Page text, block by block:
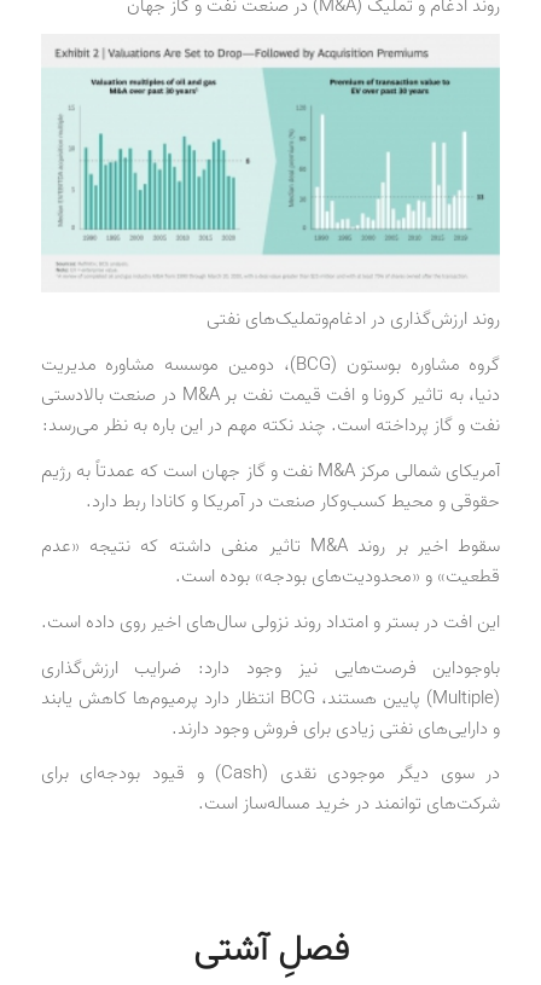
روند ادغام و تملیک (M&A) در صنعت نفت و گاز جهان
روند ارزش‌گذاری در ادغام‌وتملیک‌های نفتی
گروه مشاوره بوستون (BCG)، دومین موسسه مشاوره مدیریت
دنیا، به تاثیر کرونا و افت قیمت نفت بر M&A در صنعت بالادستی
نفت و گاز پرداخته است. چند نکته مهم در این باره به نظر می‌رسد:
آمریکای شمالی مرکز M&A نفت و گاز جهان است که عمدتاً به رژیم
حقوقی و محیط کسب‌وکار صنعت در آمریکا و کانادا ربط دارد.
سقوط اخیر بر روند M&A تاثیر منفی داشته که نتیجه «عدم
قطعیت» و «محدودیت‌های بودجه» بوده است.
این افت در بستر و امتداد روند نزولی سال‌های اخیر روی داده است.
باوجوداین فرصت‌هایی نیز وجود دارد: ضرایب ارزش‌گذاری
(Multiple) پایین هستند، BCG انتظار دارد پرمیوم‌ها کاهش یابند
و دارایی‌های نفتی زیادی برای فروش وجود دارند.
در سوی دیگر موجودی نقدی (Cash) و قیود بودجه‌ای برای
شرکت‌های توانمند در خرید مساله‌ساز است.
فصلِ آشتی